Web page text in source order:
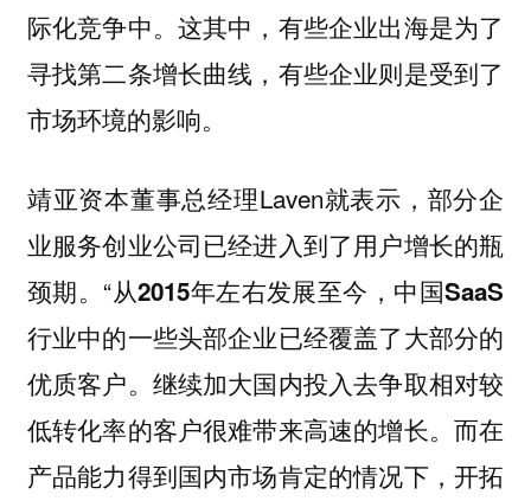
际化竞争中。这其中，有些企业出海是为了
寻找第二条增长曲线，有些企业则是受到了
市场环境的影响。
靖亚资本董事总经理Laven就表示，部分企
业服务创业公司已经进入到了用户增长的瓶
颈期。“从2015年左右发展至今，中国SaaS
行业中的一些头部企业已经覆盖了大部分的
优质客户。继续加大国内投入去争取相对较
低转化率的客户很难带来高速的增长。而在
产品能力得到国内市场肯定的情况下，开拓